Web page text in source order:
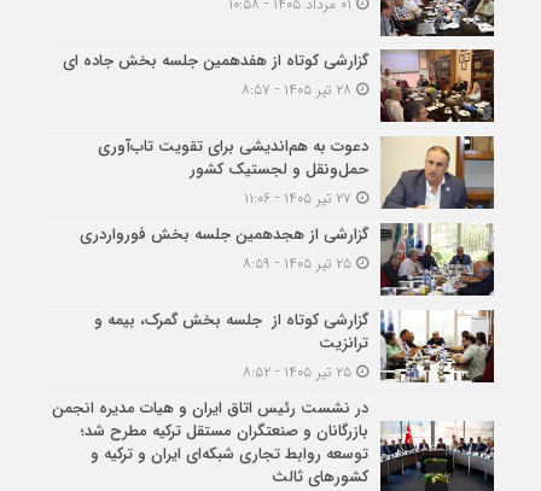
گزارشی کوتاه از هفدهمین جلسه بخش جاده ای
دعوت به هم‌اندیشی برای تقویت تاب‌آوری
حمل‌ونقل و لجستیک کشور
گزارشی از هجدهمین جلسه بخش فورواردری
۲۵ تیر ۱۴۰۵ - ۸:۵۹
گزارشی کوتاه از جلسه بخش گمرک، بیمه و
ترانزیت
۲۵ تیر ۱۴۰۵ - ۸:۵۲
در نشست رئیس اتاق ایران و هیات مدیره انجمن
بازرگانان و صنعتگران مستقل ترکیه مطرح شد؛
توسعه روابط تجاری شبکه‌ای ایران و ترکیه و
کشورهای ثالث